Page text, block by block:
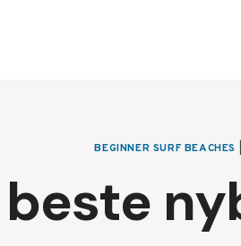
BEGINNER SURF BEACHES
beste